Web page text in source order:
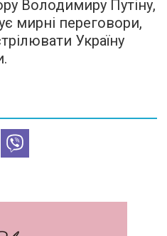
Володимиру Путіну,
мирні переговори,
Україну